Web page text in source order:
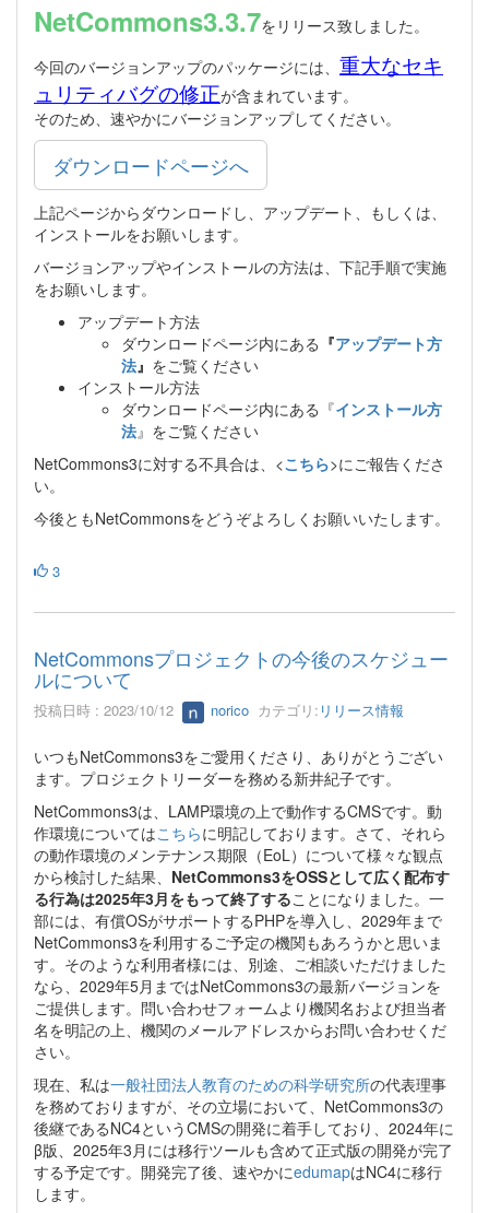
NetCommons3.3.7をリリース致しました。
今回のバージョンアップのパッケージには、 重大なセキ
ュリティバグの修正が含まれています。
そのため、速やかにバージョンアップしてください。
ダウンロードページへ
上記ページからダウンロードし、アップデート、もしくは、
インストールをお願いします。
バージョンアップやインストールの方法は、下記手順で実施
をお願いします。
アップデート方法
ダウンロードページ内にある 『アップデート方
法』 をご覧ください
インストール方法
ダウンロードページ内にある『インストール方
法』をご覧ください
NetCommons3に対する不具合は、<こちら>にご報告くださ
い。
今後ともNetCommonsをどうぞよろしくお願いいたします。
3
NetCommonsプロジェクトの今後のスケジュー
ルについて
投稿日時 : 2023/10/12 norico カテゴリ: リリース情報
いつもNetCommons3をご愛用くださり、ありがとうござい
ます。プロジェクトリーダーを務める新井紀子です。
NetCommons3は、LAMP環境の上で動作するCMSです。動
作環境についてはこちらに明記しております。さて、それら
の動作環境のメンテナンス期限（EoL）について様々な観点
から検討した結果、 NetCommons3をOSSとして広く配布す
る行為は2025年3月をもって終了することになりました。一
部には、有償OSがサポートするPHPを導入し、2029年まで
NetCommons3を利用するご予定の機関もあろうかと思いま
す。そのような利用者様には、別途、ご相談いただけました
なら、2029年5月まではNetCommons3の最新バージョンを
ご提供します。問い合わせフォームより機関名および担当者
名を明記の上、機関のメールアドレスからお問い合わせくだ
さい。
現在、私は一般社団法人教育のための科学研究所の代表理事
を務めておりますが、その立場において、NetCommons3の
後継であるNC4というCMSの開発に着手しており、2024年に
β版、2025年3月には移行ツールも含めて正式版の開発が完了
する予定です。開発完了後、速やかにedumapはNC4に移行
します。